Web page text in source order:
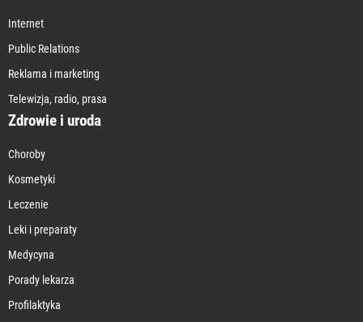
Internet
Public Relations
Reklama i marketing
Telewizja, radio, prasa
Zdrowie i uroda
Choroby
Kosmetyki
Leczenie
Leki i preparaty
Medycyna
Porady lekarza
Profilaktyka